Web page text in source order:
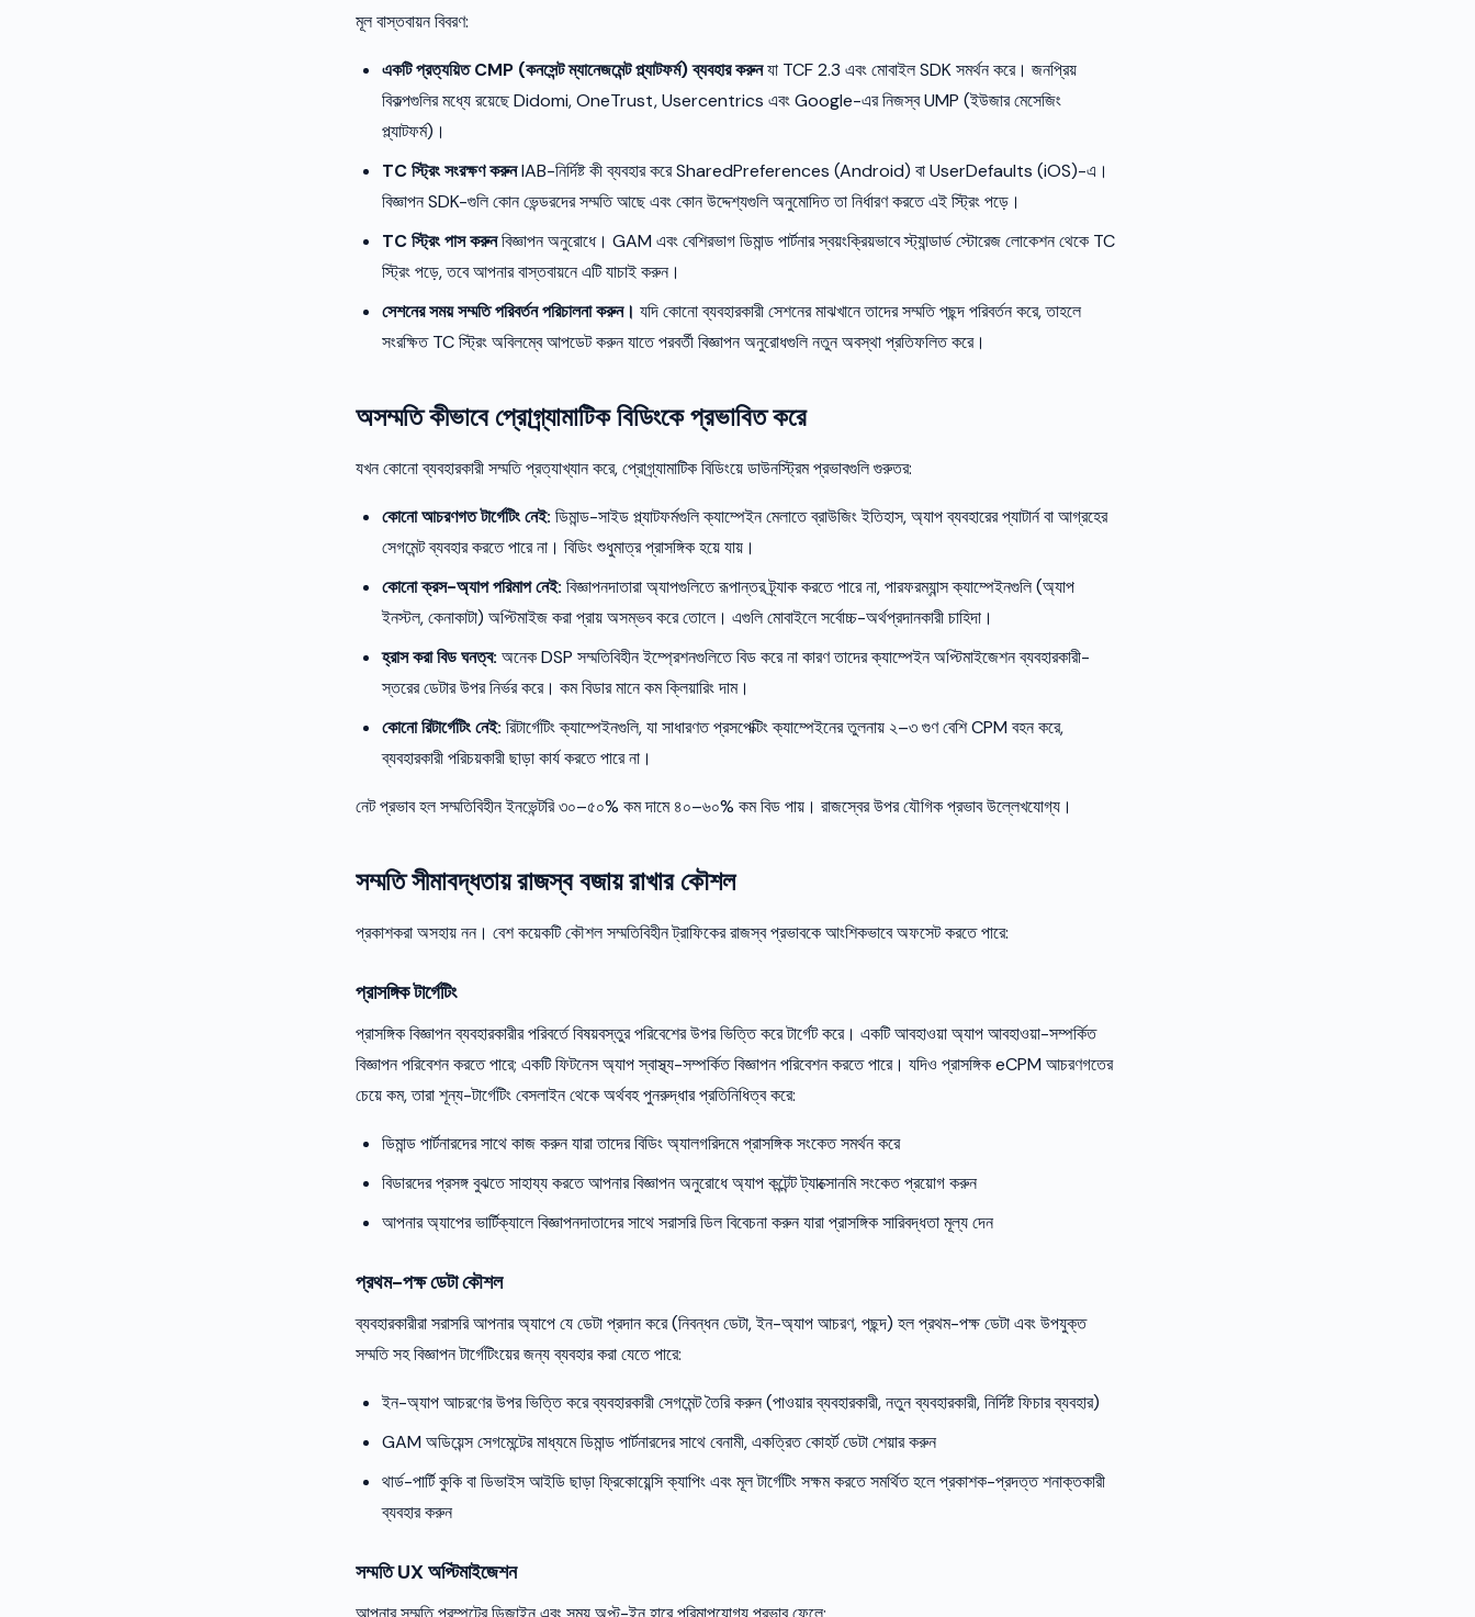
মূল বাস্তবায়ন বিবরণ:
একটি প্রত্যয়িত CMP (কনসেন্ট ম্যানেজমেন্ট প্ল্যাটফর্ম) ব্যবহার করুনযা TCF 2.3 এবং মোবাইল SDK সমর্থন করে। জনপ্রিয়
বিকল্পগুলির মধ্যে রয়েছে Didomi, OneTrust, Usercentrics এবং Google-এর নিজস্ব UMP (ইউজার মেসেজিং
প্ল্যাটফর্ম)।
TC স্ট্রিং সংরক্ষণ করুনIAB-নির্দিষ্ট কী ব্যবহার করে SharedPreferences (Android) বা UserDefaults (iOS)-এ।
বিজ্ঞাপন SDK-গুলি কোন ভেন্ডরদের সম্মতি আছে এবং কোন উদ্দেশ্যগুলি অনুমোদিত তা নির্ধারণ করতে এই স্ট্রিং পড়ে।
TC স্ট্রিং পাস করুনবিজ্ঞাপন অনুরোধে। GAM এবং বেশিরভাগ ডিমান্ড পার্টনার স্বয়ংক্রিয়ভাবে স্ট্যান্ডার্ড স্টোরেজ লোকেশন থেকে TC
স্ট্রিং পড়ে, তবে আপনার বাস্তবায়নে এটি যাচাই করুন।
সেশনের সময় সম্মতি পরিবর্তন পরিচালনা করুন। যদি কোনো ব্যবহারকারী সেশনের মাঝখানে তাদের সম্মতি পছন্দ পরিবর্তন করে, তাহলে
সংরক্ষিত TC স্ট্রিং অবিলম্বে আপডেট করুন যাতে পরবর্তী বিজ্ঞাপন অনুরোধগুলি নতুন অবস্থা প্রতিফলিত করে।
অসম্মতি কীভাবে প্রোগ্র্যামাটিক বিডিংকে প্রভাবিত করে
যখন কোনো ব্যবহারকারী সম্মতি প্রত্যাখ্যান করে, প্রোগ্র্যামাটিক বিডিংয়ে ডাউনস্ট্রিম প্রভাবগুলি গুরুতর:
কোনো আচরণগত টার্গেটিং নেই: ডিমান্ড-সাইড প্ল্যাটফর্মগুলি ক্যাম্পেইন মেলাতে ব্রাউজিং ইতিহাস, অ্যাপ ব্যবহারের প্যাটার্ন বা আগ্রহের
সেগমেন্ট ব্যবহার করতে পারে না। বিডিং শুধুমাত্র প্রাসঙ্গিক হয়ে যায়।
কোনো ক্রস-অ্যাপ পরিমাপ নেই: বিজ্ঞাপনদাতারা অ্যাপগুলিতে রূপান্তর ট্র্যাক করতে পারে না, পারফরম্যান্স ক্যাম্পেইনগুলি (অ্যাপ
ইনস্টল, কেনাকাটা) অপ্টিমাইজ করা প্রায় অসম্ভব করে তোলে। এগুলি মোবাইলে সর্বোচ্চ-অর্থপ্রদানকারী চাহিদা।
হ্রাস করা বিড ঘনত্ব: অনেক DSP সম্মতিবিহীন ইম্প্রেশনগুলিতে বিড করে না কারণ তাদের ক্যাম্পেইন অপ্টিমাইজেশন ব্যবহারকারী-
স্তরের ডেটার উপর নির্ভর করে। কম বিডার মানে কম ক্লিয়ারিং দাম।
কোনো রিটার্গেটিং নেই: রিটার্গেটিং ক্যাম্পেইনগুলি, যা সাধারণত প্রসপেক্টিং ক্যাম্পেইনের তুলনায় ২–৩ গুণ বেশি CPM বহন করে,
ব্যবহারকারী পরিচয়কারী ছাড়া কার্য করতে পারে না।
নেট প্রভাব হল সম্মতিবিহীন ইনভেন্টরি ৩০–৫০% কম দামে ৪০–৬০% কম বিড পায়। রাজস্বের উপর যৌগিক প্রভাব উল্লেখযোগ্য।
সম্মতি সীমাবদ্ধতায় রাজস্ব বজায় রাখার কৌশল
প্রকাশকরা অসহায় নন। বেশ কয়েকটি কৌশল সম্মতিবিহীন ট্রাফিকের রাজস্ব প্রভাবকে আংশিকভাবে অফসেট করতে পারে:
প্রাসঙ্গিক টার্গেটিং
প্রাসঙ্গিক বিজ্ঞাপন ব্যবহারকারীর পরিবর্তে বিষয়বস্তুর পরিবেশের উপর ভিত্তি করে টার্গেট করে। একটি আবহাওয়া অ্যাপ আবহাওয়া-সম্পর্কিত
বিজ্ঞাপন পরিবেশন করতে পারে; একটি ফিটনেস অ্যাপ স্বাস্থ্য-সম্পর্কিত বিজ্ঞাপন পরিবেশন করতে পারে। যদিও প্রাসঙ্গিক eCPM আচরণগতের
চেয়ে কম, তারা শূন্য-টার্গেটিং বেসলাইন থেকে অর্থবহ পুনরুদ্ধার প্রতিনিধিত্ব করে:
ডিমান্ড পার্টনারদের সাথে কাজ করুন যারা তাদের বিডিং অ্যালগরিদমে প্রাসঙ্গিক সংকেত সমর্থন করে
বিডারদের প্রসঙ্গ বুঝতে সাহায্য করতে আপনার বিজ্ঞাপন অনুরোধে অ্যাপ কন্টেন্ট ট্যাক্সোনমি সংকেত প্রয়োগ করুন
আপনার অ্যাপের ভার্টিক্যালে বিজ্ঞাপনদাতাদের সাথে সরাসরি ডিল বিবেচনা করুন যারা প্রাসঙ্গিক সারিবদ্ধতা মূল্য দেন
প্রথম-পক্ষ ডেটা কৌশল
ব্যবহারকারীরা সরাসরি আপনার অ্যাপে যে ডেটা প্রদান করে (নিবন্ধন ডেটা, ইন-অ্যাপ আচরণ, পছন্দ) হল প্রথম-পক্ষ ডেটা এবং উপযুক্ত
সম্মতি সহ বিজ্ঞাপন টার্গেটিংয়ের জন্য ব্যবহার করা যেতে পারে:
ইন-অ্যাপ আচরণের উপর ভিত্তি করে ব্যবহারকারী সেগমেন্ট তৈরি করুন (পাওয়ার ব্যবহারকারী, নতুন ব্যবহারকারী, নির্দিষ্ট ফিচার ব্যবহার)
GAM অডিয়েন্স সেগমেন্টের মাধ্যমে ডিমান্ড পার্টনারদের সাথে বেনামী, একত্রিত কোহর্ট ডেটা শেয়ার করুন
থার্ড-পার্টি কুকি বা ডিভাইস আইডি ছাড়া ফ্রিকোয়েন্সি ক্যাপিং এবং মূল টার্গেটিং সক্ষম করতে সমর্থিত হলে প্রকাশক-প্রদত্ত শনাক্তকারী
ব্যবহার করুন
সম্মতি UX অপ্টিমাইজেশন